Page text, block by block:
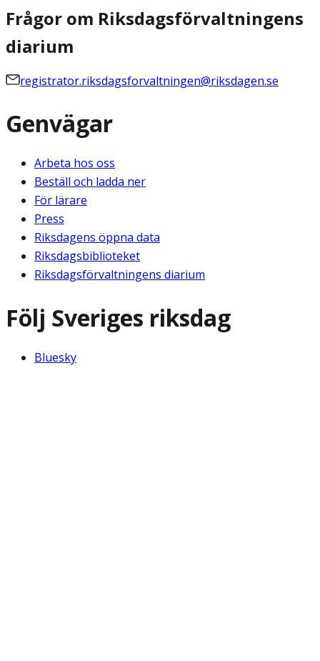
Frågor om Riksdagsförvaltningens
diarium
registrator.riksdagsforvaltningen@riksdagen.se
Genvägar
Arbeta hos oss
Beställ och ladda ner
För lärare
Press
Riksdagens öppna data
Riksdagsbiblioteket
Riksdagsförvaltningens diarium
Följ Sveriges riksdag
Bluesky